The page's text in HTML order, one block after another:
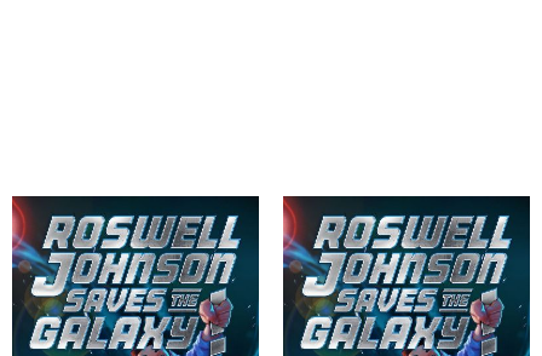
Colfer, Chris
Roswell Johnson Saves the
Colfer, Chris
Roswell Johnson Saves the